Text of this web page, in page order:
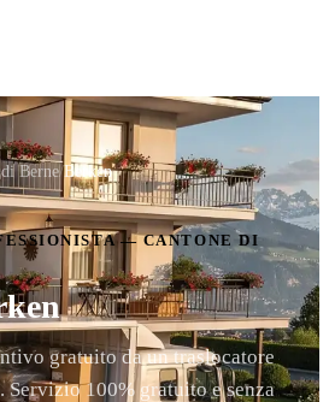
Berne Berken
— CANTONE DI
gratuito da un traslocatore
Servizio 100% gratuito e senza